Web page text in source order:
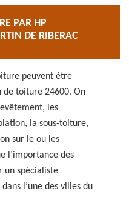
PAR HP
DE RIBERAC
peuvent être
de toiture 24600. On
les
la sous-toiture,
sur le ou les
l’importance des
un spécialiste
l’une des villes du